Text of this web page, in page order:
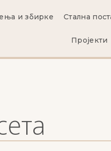
и збирке Стална
Пројекти